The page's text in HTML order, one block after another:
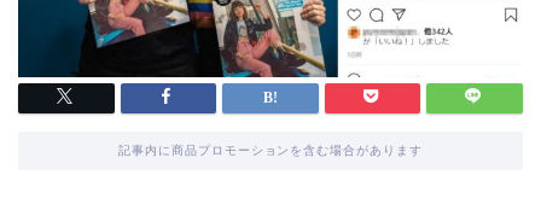
記事内に商品プロモーションを含む場合があります